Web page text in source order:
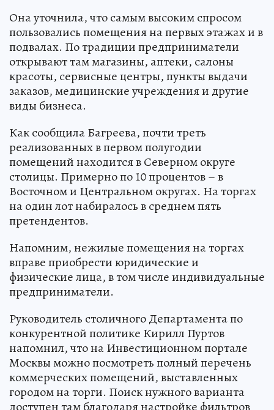
Она уточнила, что самым высоким спросом
пользовались помещения на первых этажах и в
подвалах. По традиции предприниматели
открывают там магазины, аптеки, салоны
красоты, сервисные центры, пункты выдачи
заказов, медицинские учреждения и другие
виды бизнеса.
Как сообщила Багреева, почти треть
реализованных в первом полугодии
помещений находится в Северном округе
столицы. Примерно по 10 процентов – в
Восточном и Центральном округах. На торгах
на один лот набиралось в среднем пять
претендентов.
Напомним, нежилые помещения на торгах
вправе приобрести юридические и
физические лица, в том числе индивидуальные
предприниматели.
Руководитель столичного Департамента по
конкурентной политике Кирилл Пуртов
напомнил, что на Инвестиционном портале
Москвы можно посмотреть полный перечень
коммерческих помещений, выставленных
городом на торги. Поиск нужного варианта